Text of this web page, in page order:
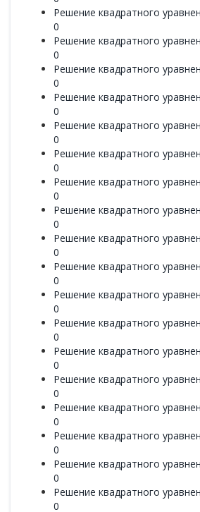
Решение квадратного
0
Решение квадратного
0
Решение квадратного
0
Решение квадратного
0
Решение квадратного
0
Решение квадратного
0
Решение квадратного
0
Решение квадратного
0
Решение квадратного
0
Решение квадратного
0
Решение квадратного
0
Решение квадратного
0
Решение квадратного
0
Решение квадратного
0
Решение квадратного
0
Решение квадратного
0
Решение квадратного
0
Решение квадратного
0